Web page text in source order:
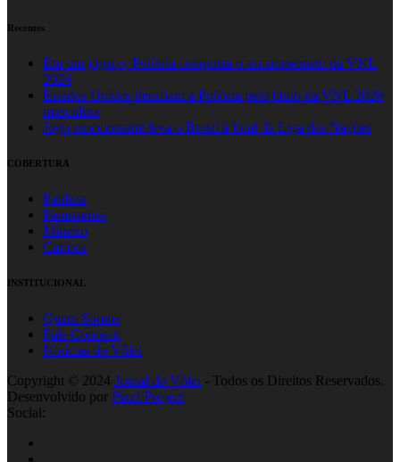
Recentes
Em um jogaço, Polônia conquista o tricampeonato da VNL
2026
Estados Unidos desafiam a Polônia pelo título da VNL 2026
masculina
Jogo emocionante leva o Brasil à final da Liga das Nações
COBERTURA
Paulista
Paranaense
Mineiro
Carioca
INSTITUCIONAL
Quem Somos
Fale Conosco
Notícias do Vôlei
Copyright © 2024 Jornal do Vôlei - Todos os Direitos Reservados.
Desenvolvido por Pixel Project
Social: